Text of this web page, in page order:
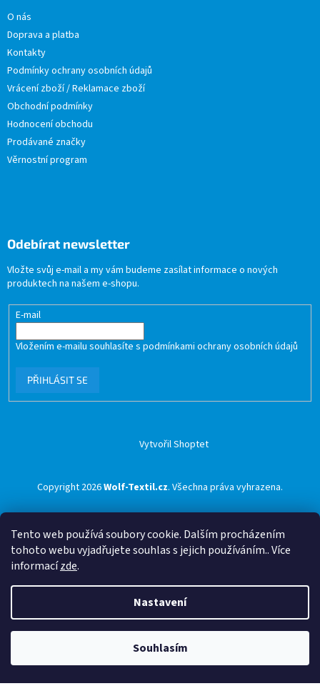
Tento web používá soubory cookie. Dalším procházením
tohoto webu vyjadřujete souhlas s jejich používáním.. Více
informacízde.
Nastavení
Souhlasím
O nás
Doprava a platba
Kontakty
Podmínky ochrany osobních údajů
Vrácení zboží / Reklamace zboží
Obchodní podmínky
Hodnocení obchodu
Prodávané značky
Věrnostní program
Odebírat newsletter
Vložte svůj e-mail a my vám budeme zasílat informace o nových
produktech na našem e-shopu.
E-mail
Vložením e-mailu souhlasíte s podmínkami ochrany osobních údajů
PŘIHLÁSIT SE
Vytvořil Shoptet
Copyright 2026Wolf-Textil.cz. Všechna práva vyhrazena.